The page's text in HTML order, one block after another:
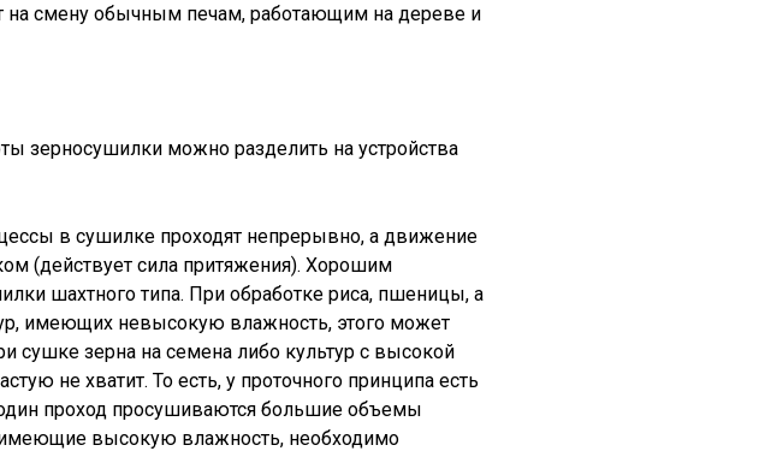
на смену обычным печам, работающим на дереве и
зерносушилки можно разделить на устройства
в сушилке проходят непрерывно, а движение
(действует сила притяжения). Хорошим
шахтного типа. При обработке риса, пшеницы, а
имеющих невысокую влажность, этого может
сушке зерна на семена либо культур с высокой
не хватит. То есть, у проточного принципа есть
проход просушиваются большие объемы
высокую влажность, необходимо